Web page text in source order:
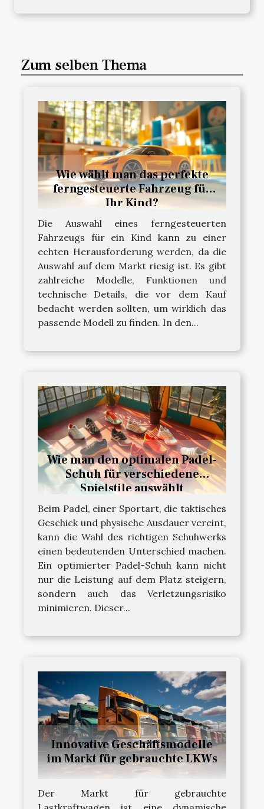
Zum selben Thema
Wie wählt man das perfekte
ferngesteuerte Fahrzeug für
Ihr Kind?
Die Auswahl eines ferngesteuerten
Fahrzeugs für ein Kind kann zu einer
echten Herausforderung werden, da die
Auswahl auf dem Markt riesig ist. Es gibt
zahlreiche Modelle, Funktionen und
technische Details, die vor dem Kauf
bedacht werden sollten, um wirklich das
passende Modell zu finden. In den...
Wie man den optimalen Padel-
Schuh für verschiedene
Spielstile auswählt
Beim Padel, einer Sportart, die taktisches
Geschick und physische Ausdauer vereint,
kann die Wahl des richtigen Schuhwerks
einen bedeutenden Unterschied machen.
Ein optimierter Padel-Schuh kann nicht
nur die Leistung auf dem Platz steigern,
sondern auch das Verletzungsrisiko
minimieren. Dieser...
Innovative Geschäftsmodelle
im Markt für gebrauchte LKWs
Der Markt für gebrauchte